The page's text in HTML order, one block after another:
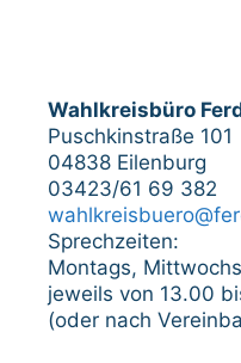
Wahlkreisbüro
Puschkinstraße 101
04838 Eilenburg
03423/61 69 382
Sprechzeiten:
Montags,
jeweils von 13.00
(oder nach